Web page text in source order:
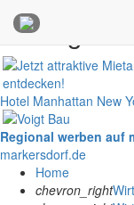
Anzeigen
Hotel Manhattan New
Regional werben auf
markersdorf.de
Home
chevron_right